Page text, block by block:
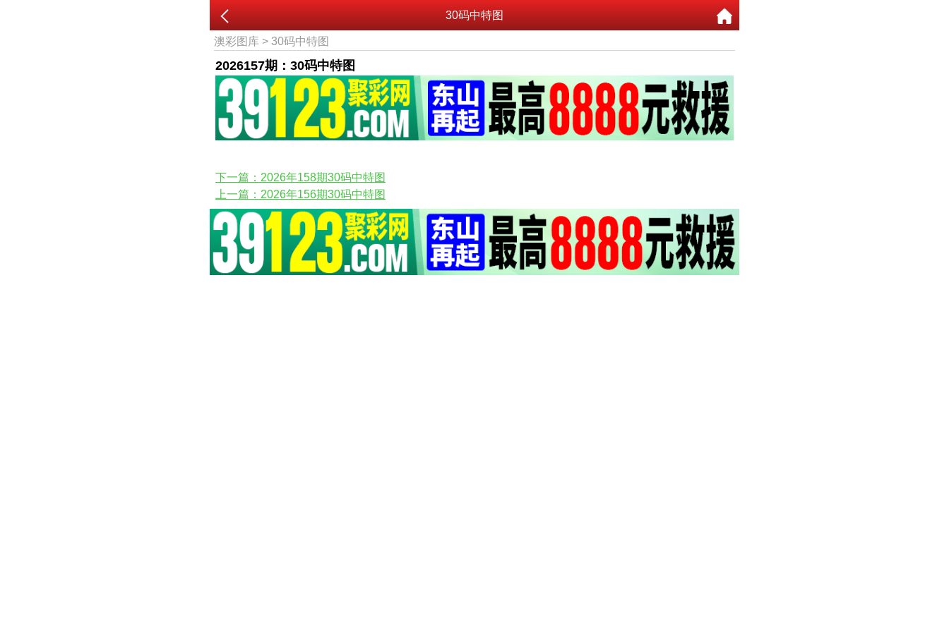
30码中特图
澳彩图库 >30码中特图
2026157期：30码中特图
下一篇：2026年158期30码中特图
上一篇：2026年156期30码中特图